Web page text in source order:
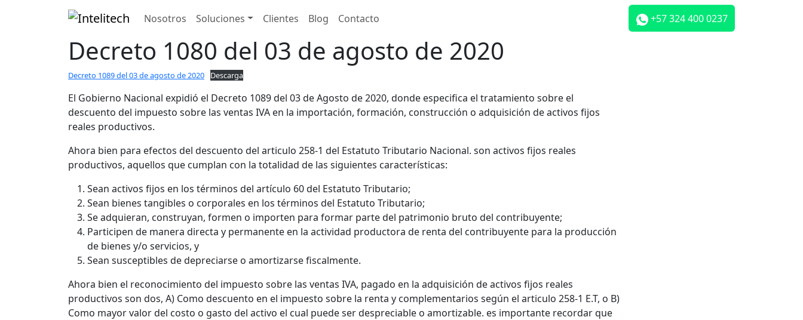
Nosotros Soluciones Clientes Blog Contacto +57 324 400 0237
Decreto 1080 del 03 de agosto de 2020
Decreto 1089 del 03 de agosto de 2020 Descarga
El Gobierno Nacional expidió el Decreto 1089 del 03 de Agosto de 2020, donde especifica el tratamiento sobre el
descuento del impuesto sobre las ventas IVA en la importación, formación, construcción o adquisición de activos fijos
reales productivos.
Ahora bien para efectos del descuento del articulo 258-1 del Estatuto Tributario Nacional. son activos fijos reales
productivos, aquellos que cumplan con la totalidad de las siguientes características:
Sean activos fijos en los términos del artículo 60 del Estatuto Tributario;
Sean bienes tangibles o corporales en los términos del Estatuto Tributario;
Se adquieran, construyan, formen o importen para formar parte del patrimonio bruto del contribuyente;
Participen de manera directa y permanente en la actividad productora de renta del contribuyente para la producción
de bienes y/o servicios, y
Sean susceptibles de depreciarse o amortizarse fiscalmente.
Ahora bien el reconocimiento del impuesto sobre las ventas IVA, pagado en la adquisición de activos fijos reales
productivos son dos, A) Como descuento en el impuesto sobre la renta y complementarios según el articulo 258-1 E.T, o B)
Como mayor valor del costo o gasto del activo el cual puede ser despreciable o amortizable. es importante recordar que